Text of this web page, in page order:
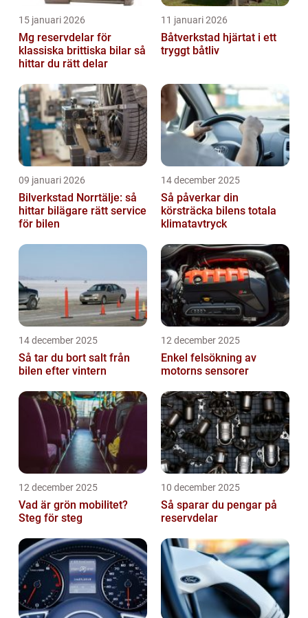
15 januari 2026
Mg reservdelar för
klassiska brittiska bilar så
hittar du rätt delar
11 januari 2026
Båtverkstad hjärtat i ett
tryggt båtliv
09 januari 2026
Bilverkstad Norrtälje: så
hittar bilägare rätt service
för bilen
14 december 2025
Så påverkar din
körsträcka bilens totala
klimatavtryck
14 december 2025
Så tar du bort salt från
bilen efter vintern
12 december 2025
Enkel felsökning av
motorns sensorer
12 december 2025
Vad är grön mobilitet?
Steg för steg
10 december 2025
Så sparar du pengar på
reservdelar